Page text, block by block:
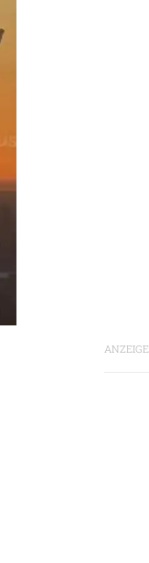
ANZEIGE